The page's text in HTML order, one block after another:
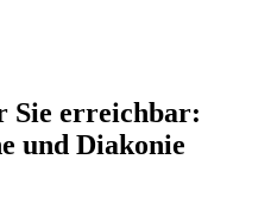
Sie erreichbar:
und Diakonie